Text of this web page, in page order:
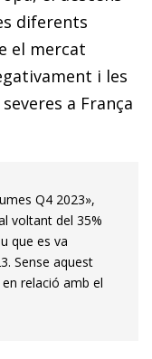
diferents
el mercat
i les
a França
Q4 2023»,
voltant del 35%
que es va
Sense aquest
relació amb el